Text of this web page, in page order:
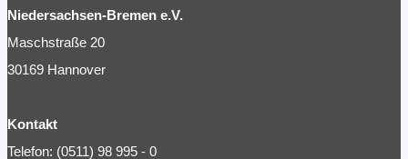
Niedersachsen-Bremen e.V.
Maschstraße 20
30169 Hannover
Kontakt
Telefon: (0511) 98 995 - 0